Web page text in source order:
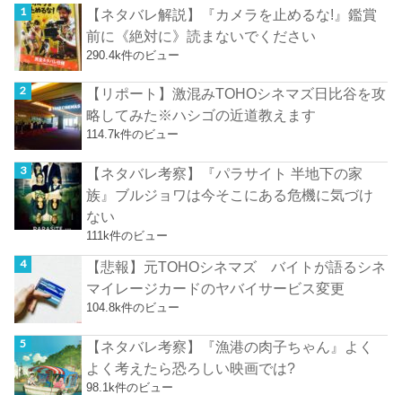
【ネタバレ解説】『カメラを止めるな!』鑑賞
前に《絶対に》読まないでください
290.4k件のビュー
【リポート】激混みTOHOシネマズ日比谷を攻
略してみた※ハシゴの近道教えます
114.7k件のビュー
【ネタバレ考察】『パラサイト 半地下の家
族』ブルジョワは今そこにある危機に気づけ
ない
111k件のビュー
【悲報】元TOHOシネマズ バイトが語るシネ
マイレージカードのヤバイサービス変更
104.8k件のビュー
【ネタバレ考察】『漁港の肉子ちゃん』よく
よく考えたら恐ろしい映画では?
98.1k件のビュー